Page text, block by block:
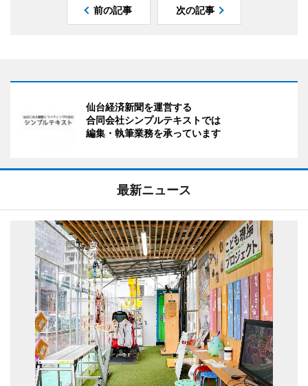
前の記事 次の記事
仙台経済新聞を運営する
合同会社シンプルテキストでは
編集・執筆業務を承っています
最新ニュース